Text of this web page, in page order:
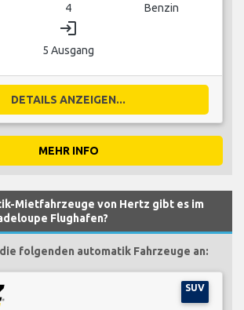
4 Benzin
login
5 Ausgang
DETAILS ANZEIGEN...
MEHR INFO
Mietfahrzeuge von Hertz gibt es im
Flughafen?
folgenden automatik Fahrzeuge an:
SUV